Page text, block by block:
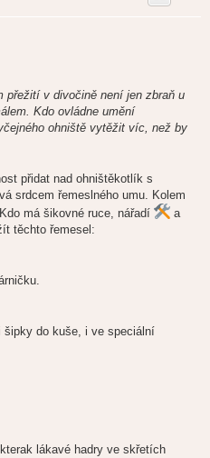
přežití v divočině není jen zbraň u
Kdo ovládne umění
ohniště vytěžit víc, než by
přidat nad ohništěkotlík s
srdcem řemeslného umu. Kolem
má šikovné ruce, nářadí
a
těchto řemesel:
do kuše, i ve speciální
lákavé hadry ve skřetích